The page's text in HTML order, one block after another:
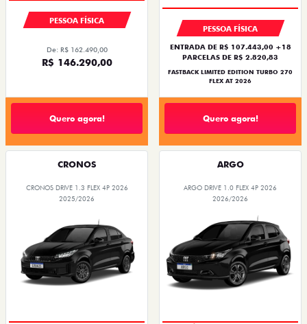
PESSOA FÍSICA
De: R$ 162.490,00
R$ 146.290,00
Quero agora!
PESSOA FÍSICA
ENTRADA DE R$ 107.443,00 +18
PARCELAS DE R$ 2.820,83
FASTBACK LIMITED EDITION TURBO 270
FLEX AT 2026
Quero agora!
CRONOS
CRONOS DRIVE 1.3 FLEX 4P 2026
2025/2026
ARGO
ARGO DRIVE 1.0 FLEX 4P 2026
2026/2026